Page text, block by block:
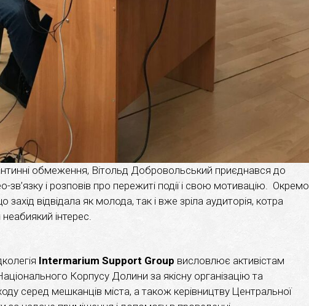
обмеження, Вітольд Добровольський приєднався до
зв’язку і розповів про пережиті події і свою мотивацію. Окремо
захід відвідала як молода, так і вже зріла аудиторія, котра
інтерес.
Intermarium Support Group висловлює активістам
Національного Корпусу Долини за якісну організацію та
серед мешканців міста, а також керівництву Центральної